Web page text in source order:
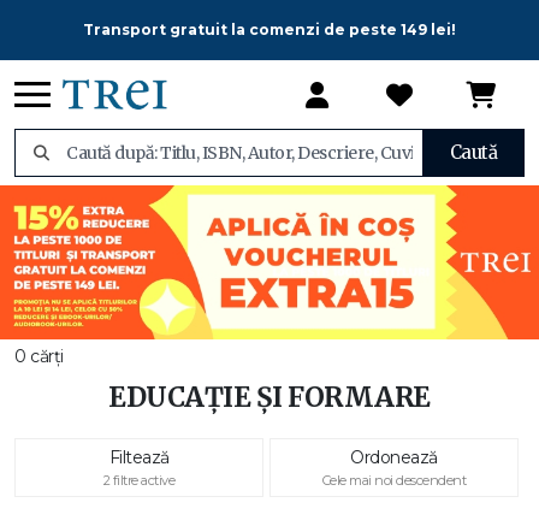
Transport gratuit la comenzi de peste 149 lei!
Caută
0 cărți
EDUCAȚIE ȘI FORMARE
Filtează
2 filtre active
Ordonează
Cele mai noi descendent